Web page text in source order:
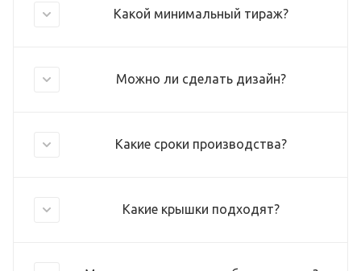
Какой минимальный тираж?
Можно ли сделать дизайн?
Какие сроки производства?
Какие крышки подходят?